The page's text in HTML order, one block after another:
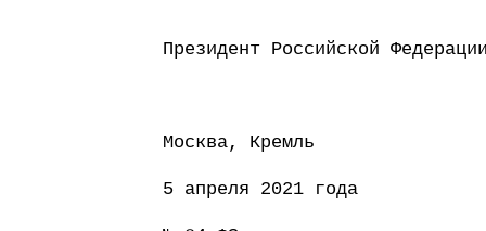
Президент
Москва, Кремль
5 апреля 2021 года